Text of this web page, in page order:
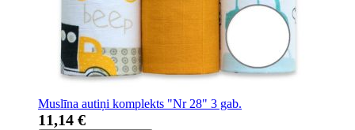
Muslīna autiņi komplekts "Nr 28" 3 gab.
11,14 €